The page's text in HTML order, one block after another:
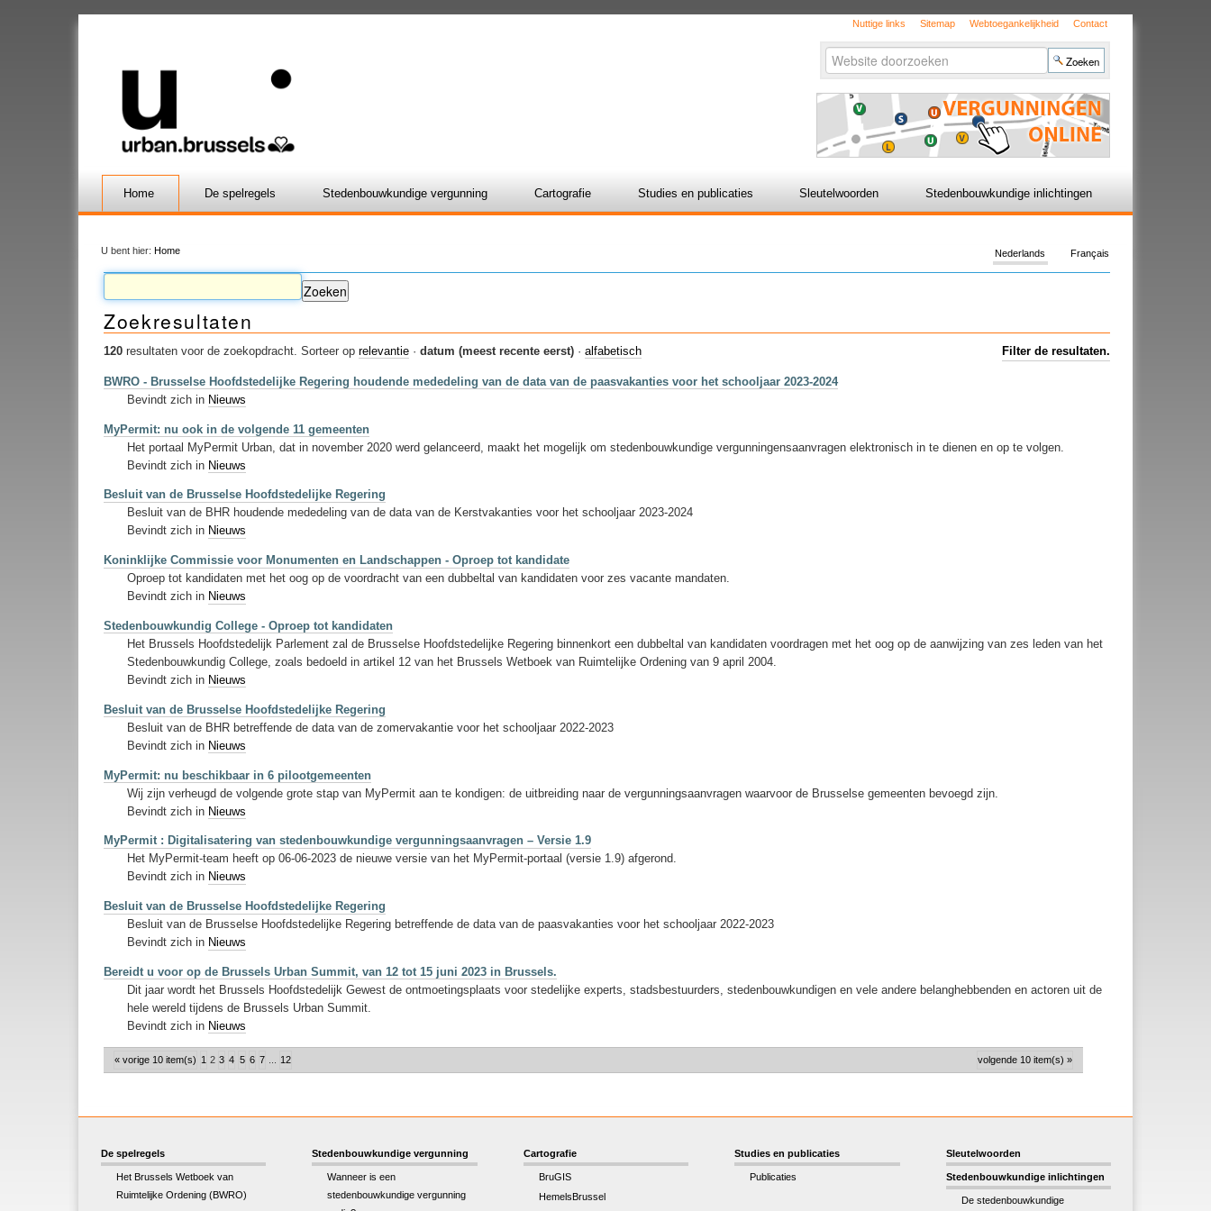
Nuttige links Sitemap Webtoegankelijkheid Contact
Zoek
zoeken...
Home De spelregels Stedenbouwkundige vergunning Cartografie Studies en publicaties Sleutelwoorden Stedenbouwkundige inlichtingen
U bent hier: Home Français
Nederlands
Zoekresultaten
120 resultaten voor de zoekopdracht. Filter de resultaten.
Sorteer op relevantie · datum (meest recente eerst) · alfabetisch
BWRO - Brusselse Hoofdstedelijke Regering houdende mededeling van de data van de paasvakanties voor het schooljaar 2023-2024
Bevindt zich in Nieuws
MyPermit: nu ook in de volgende 11 gemeenten
Het portaal MyPermit Urban, dat in november 2020 werd gelanceerd, maakt het mogelijk om stedenbouwkundige vergunningensaanvragen elektronisch in te dienen en op te volgen.
Bevindt zich in Nieuws
Besluit van de Brusselse Hoofdstedelijke Regering
Besluit van de BHR houdende mededeling van de data van de Kerstvakanties voor het schooljaar 2023-2024
Bevindt zich in Nieuws
Koninklijke Commissie voor Monumenten en Landschappen - Oproep tot kandidate
Oproep tot kandidaten met het oog op de voordracht van een dubbeltal van kandidaten voor zes vacante mandaten.
Bevindt zich in Nieuws
Stedenbouwkundig College - Oproep tot kandidaten
Het Brussels Hoofdstedelijk Parlement zal de Brusselse Hoofdstedelijke Regering binnenkort een dubbeltal van kandidaten voordragen met het oog op de aanwijzing van zes leden van het
Stedenbouwkundig College, zoals bedoeld in artikel 12 van het Brussels Wetboek van Ruimtelijke Ordening van 9 april 2004.
Bevindt zich in Nieuws
Besluit van de Brusselse Hoofdstedelijke Regering
Besluit van de BHR betreffende de data van de zomervakantie voor het schooljaar 2022-2023
Bevindt zich in Nieuws
MyPermit: nu beschikbaar in 6 pilootgemeenten
Wij zijn verheugd de volgende grote stap van MyPermit aan te kondigen: de uitbreiding naar de vergunningsaanvragen waarvoor de Brusselse gemeenten bevoegd zijn.
Bevindt zich in Nieuws
MyPermit : Digitalisatering van stedenbouwkundige vergunningsaanvragen – Versie 1.9
Het MyPermit-team heeft op 06-06-2023 de nieuwe versie van het MyPermit-portaal (versie 1.9) afgerond.
Bevindt zich in Nieuws
Besluit van de Brusselse Hoofdstedelijke Regering
Besluit van de Brusselse Hoofdstedelijke Regering betreffende de data van de paasvakanties voor het schooljaar 2022-2023
Bevindt zich in Nieuws
Bereidt u voor op de Brussels Urban Summit, van 12 tot 15 juni 2023 in Brussels.
Dit jaar wordt het Brussels Hoofdstedelijk Gewest de ontmoetingsplaats voor stedelijke experts, stadsbestuurders, stedenbouwkundigen en vele andere belanghebbenden en actoren uit de
hele wereld tijdens de Brussels Urban Summit.
Bevindt zich in Nieuws
« vorige 10 item(s) volgende 10 item(s) »
1 2 3 4 5 6 7 12
De spelregels
Het Brussels Wetboek van
Ruimtelijke Ordening (BWRO)
Stedenbouwkundige vergunning
Wanneer is een
stedenbouwkundige vergunning
Cartografie
BruGIS
HemelsBrussel
Studies en publicaties
Publicaties
Sleutelwoorden
Stedenbouwkundige inlichtingen
De stedenbouwkundige